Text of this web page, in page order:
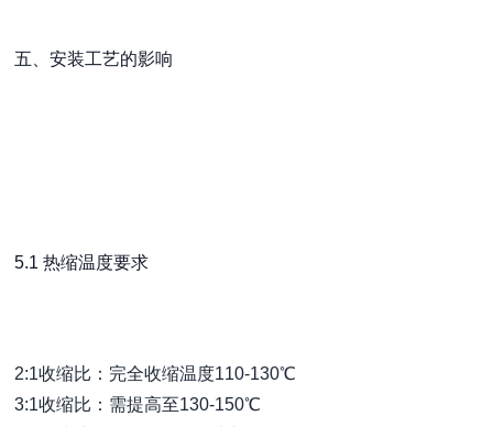
五、安装工艺的影响
5.1 热缩温度要求
2:1收缩比：完全收缩温度110-130℃
3:1收缩比：需提高至130-150℃